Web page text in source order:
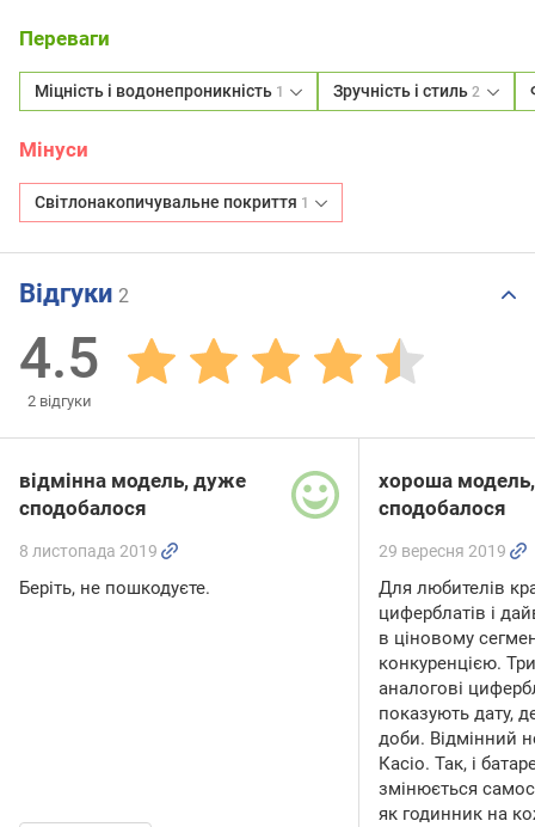
Переваги
Міцність і водонепроникність 1 Зручність і стиль2
Мінуси
Світлонакопичувальне покриття 1
Відгуки 2
4.5
2 відгуки
відмінна модель, дуже
сподобалося
8 листопада 2019
Беріть, не пошкодуєте.
хороша модель,
сподобалося
29 вересня 2019
Для любителів
циферблатів і
в ціновому
конкуренцією.
аналогові
показують дату,
доби. Відмінний
Касіо. Так, і
змінюється
як годинник на